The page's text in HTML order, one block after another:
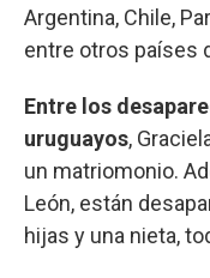
Argentina, Chile,
entre otros países
Entre los
uruguayos,
un matriomonio.
León, están
hijas y una nieta,